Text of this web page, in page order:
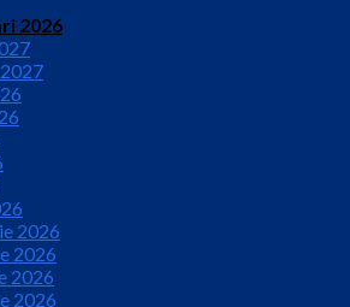
2026
2026
2026
2026
2026